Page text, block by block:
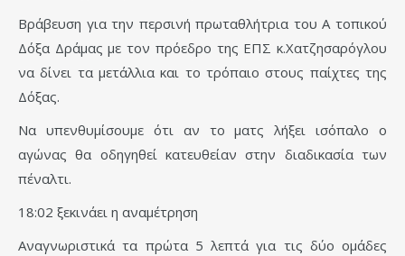
Βράβευση για την περσινή πρωταθλήτρια του Α τοπικού
Δόξα Δράμας με τον πρόεδρο της ΕΠΣ κ.Χατζησαρόγλου
να δίνει τα μετάλλια και το τρόπαιο στους παίχτες της
Δόξας.
Να υπενθυμίσουμε ότι αν το ματς λήξει ισόπαλο ο
αγώνας θα οδηγηθεί κατευθείαν στην διαδικασία των
πέναλτι.
18:02 ξεκινάει η αναμέτρηση
Αναγνωριστικά τα πρώτα 5 λεπτά για τις δύο ομάδες